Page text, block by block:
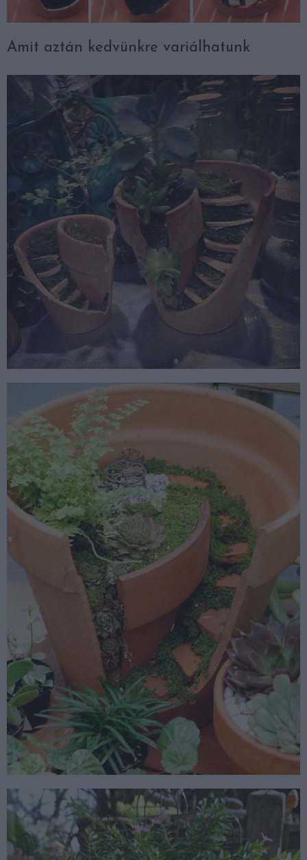
Amit aztán kedvünkre variálhatunk